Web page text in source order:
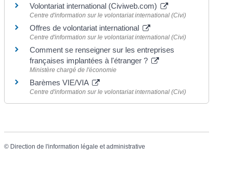
Volontariat international (Civiweb.com)
Centre d'information sur le volontariat international (Civi)
Offres de volontariat international
Centre d'information sur le volontariat international (Civi)
Comment se renseigner sur les entreprises
françaises implantées à l'étranger ?
Ministère chargé de l'économie
Barèmes VIE/VIA
Centre d'information sur le volontariat international (Civi)
© Direction de l'information légale et administrative